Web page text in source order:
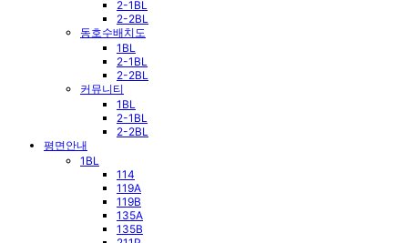
2-1BL
2-2BL
동호수배치도
1BL
2-1BL
2-2BL
커뮤니티
1BL
2-1BL
2-2BL
평면안내
1BL
114
119A
119B
135A
135B